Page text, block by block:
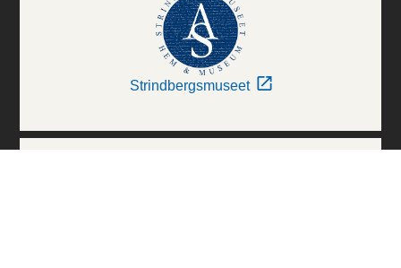
Strindbergsmuseet